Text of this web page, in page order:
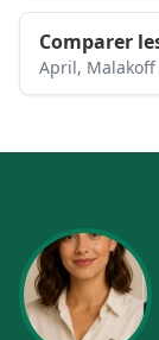
Comparer
April, Malakoff